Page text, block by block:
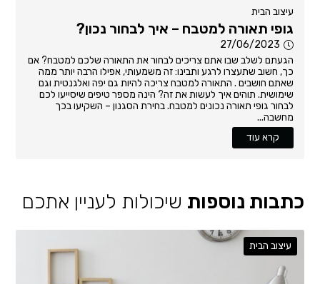
עיצוב הבית
גופי תאורה למטבח – איך לבחור נכון?
27/06/2023
הגעתם לשלב שבו אתם צריכים לבחור את התאורה שלכם למטבח? אם
כך, חשוב שתעצרו לרגע ותבינו: זה משמעותי, אפילו הרבה יותר ממה
שאתם חושבים . התאורה למטבח צריכה להיות גם יפה ואלגנטית וגם
שימושית. תוהים איך לעשות את זה? הינה מספר טיפים שיסייעו לכם
לבחור גופי תאורה נכונים למטבח. בחירת הסגנון – השקיעו בכך
מחשבה...
קרא עוד
כתבות נוספות שיכולות לעניין אתכם
עיצוב הבית